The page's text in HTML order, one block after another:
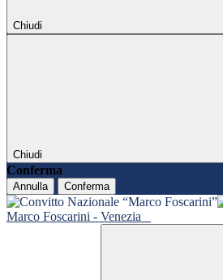
Chiudi
Chiudi
Conferma
Annulla Conferma
Marco Foscarini - Venezia